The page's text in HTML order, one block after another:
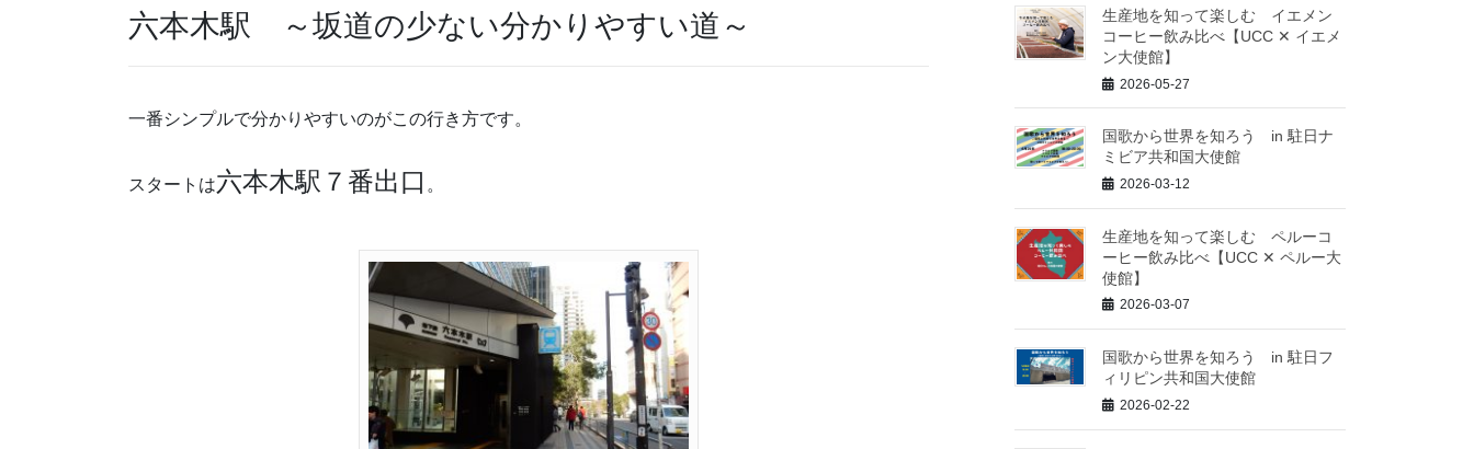
六本木駅 ～坂道の少ない分かりやすい道～
一番シンプルで分かりやすいのがこの行き方です。
スタートは六本木駅７番出口 。
生産地を知って楽しむ イエメン
コーヒー飲み比べ【UCC ✕ イエメ
ン大使館】
2026-05-27
国歌から世界を知ろう in 駐日ナ
ミビア共和国大使館
2026-03-12
生産地を知って楽しむ ペルーコ
ーヒー飲み比べ【UCC ✕ ペルー大
使館】
2026-03-07
国歌から世界を知ろう in 駐日フ
ィリピン共和国大使館
2026-02-22